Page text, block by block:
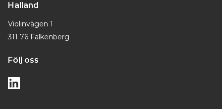
Halland
Violinvägen 1
311 76 Falkenberg
Följ oss